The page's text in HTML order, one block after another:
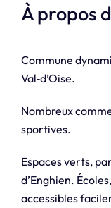
À propos
Commune
Val‑d’Oise.
Nombreux
sportives.
Espaces verts,
d’Enghien.
accessibles